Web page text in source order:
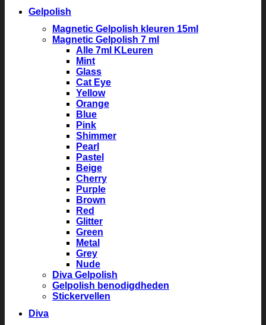
Gelpolish
Magnetic Gelpolish kleuren 15ml
Magnetic Gelpolish 7 ml
Alle 7ml KLeuren
Mint
Glass
Cat Eye
Yellow
Orange
Blue
Pink
Shimmer
Pearl
Pastel
Beige
Cherry
Purple
Brown
Red
Glitter
Green
Metal
Grey
Nude
Diva Gelpolish
Gelpolish benodigdheden
Stickervellen
Diva